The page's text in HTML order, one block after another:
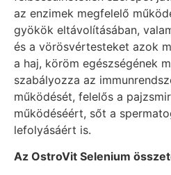
az enzimek megfelelő
gyökök eltávolításában,
és a vörösvértesteket azok
a haj, köröm egészségének
szabályozza az
működését, felelős a
működéséért, sőt a
lefolyásáért is.
Az OstroVit Selenium